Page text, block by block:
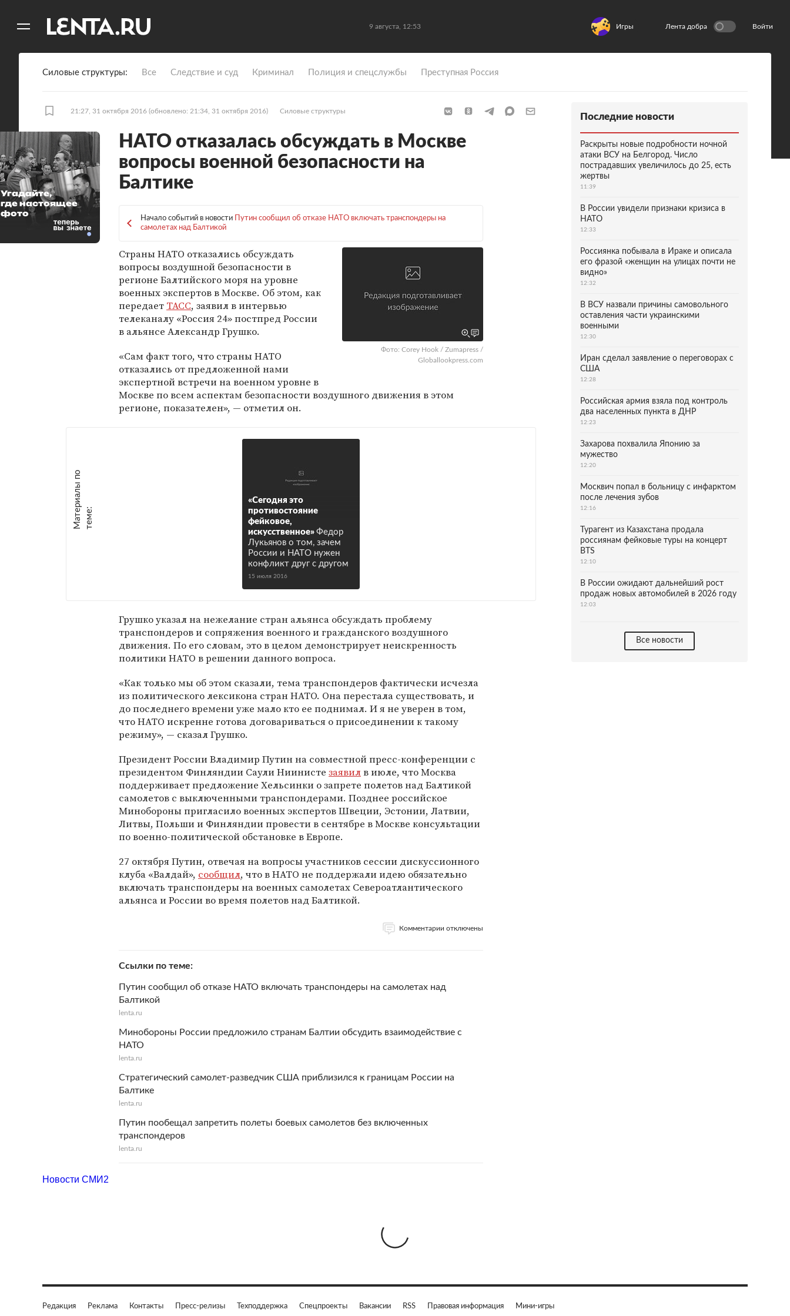
9 августа, 12:53 Игры Лента добра Войти
Силовые структуры Все Следствие и суд Криминал Полиция и спецслужбы Преступная Россия
21:27, 31 октября 2016 (обновлено: 21:34, 31 октября 2016) Силовые структуры
НАТО отказалась обсуждать в Москве
вопросы военной безопасности на
Балтике
Начало событий в новости
Путин сообщил об отказе НАТО включать транспондеры на
самолетах над Балтикой
Фото: Corey Hook / Zumapress /
Globallookpress.com
Страны НАТО отказались обсуждать
вопросы воздушной безопасности в
регионе Балтийского моря на уровне
военных экспертов в Москве. Об этом, как
передает ТАСС, заявил в интервью
телеканалу «Россия 24» постпред России
в альянсе Александр Грушко.
«Сам факт того, что страны НАТО
отказались от предложенной нами
экспертной встречи на военном уровне в
Москве по всем аспектам безопасности воздушного движения в этом
регионе, показателен», — отметил он.
М
а
т е
р
и
а
л
ы
п
о
т
е
м
е :
«Сегодня это
противостояние
фейковое,
искусственное» Федор
Лукьянов о том, зачем
России и НАТО нужен
конфликт друг с другом
15 июля 2016
Грушко указал на нежелание стран альянса обсуждать проблему
транспондеров и сопряжения военного и гражданского воздушного
движения. По его словам, это в целом демонстрирует неискренность
политики НАТО в решении данного вопроса.
«Как только мы об этом сказали, тема транспондеров фактически исчезла
из политического лексикона стран НАТО. Она перестала существовать, и
до последнего времени уже мало кто ее поднимал. И я не уверен в том,
что НАТО искренне готова договариваться о присоединении к такому
режиму», — сказал Грушко.
Президент России Владимир Путин на совместной пресс-конференции с
президентом Финляндии Саули Ниинисте заявилв июле, что Москва
поддерживает предложение Хельсинки о запрете полетов над Балтикой
самолетов с выключенными транспондерами. Позднее российское
Минобороны пригласило военных экспертов Швеции, Эстонии, Латвии,
Литвы, Польши и Финляндии провести в сентябре в Москве консультации
по военно-политической обстановке в Европе.
27 октября Путин, отвечая на вопросы участников сессии дискуссионного
клуба «Валдай», сообщил, что в НАТО не поддержали идею обязательно
включать транспондеры на военных самолетах Североатлантического
альянса и России во время полетов над Балтикой.
Комментарии отключены
Ссылки по теме
Путин сообщил об отказе НАТО включать транспондеры на самолетах над
Балтикой
lenta.ru
Минобороны России предложило странам Балтии обсудить взаимодействие с
НАТО
lenta.ru
Стратегический самолет-разведчик США приблизился к границам России на
Балтике
lenta.ru
Путин пообещал запретить полеты боевых самолетов без включенных
транспондеров
lenta.ru
Угадайте,
где настоящее
фото
Последние новости
Раскрыты новые подробности ночной
атаки ВСУ на Белгород. Число
пострадавших увеличилось до 25, есть
жертвы
11:39
В России увидели признаки кризиса в
НАТО
12:33
Россиянка побывала в Ираке и описала
его фразой «женщин на улицах почти не
видно»
12:32
В ВСУ назвали причины самовольного
оставления части украинскими
военными
12:30
Иран сделал заявление о переговорах с
США
12:28
Российская армия взяла под контроль
два населенных пункта в ДНР
12:23
Захарова похвалила Японию за
мужество
12:20
Москвич попал в больницу с инфарктом
после лечения зубов
12:16
Турагент из Казахстана продала
россиянам фейковые туры на концерт
BTS
12:10
В России ожидают дальнейший рост
продаж новых автомобилей в 2026 году
12:03
Все новости
Новости СМИ2
Редакция Реклама Контакты Пресс-релизы Техподдержка Спецпроекты Вакансии RSS Правовая информация Мини-игры